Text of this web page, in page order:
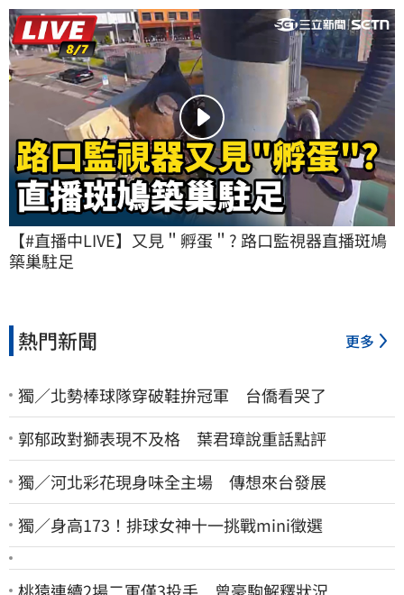
【#直播中LIVE】又見＂孵蛋＂? 路口監視器直播斑鳩
築巢駐足
熱門新聞 更多
獨／北勢棒球隊穿破鞋拚冠軍 台僑看哭了
郭郁政對獅表現不及格 葉君璋說重話點評
獨／河北彩花現身味全主場 傳想來台發展
獨／身高173！排球女神十一挑戰mini徵選
桃猿連續2場二軍僅3投手 曾豪駒解釋狀況